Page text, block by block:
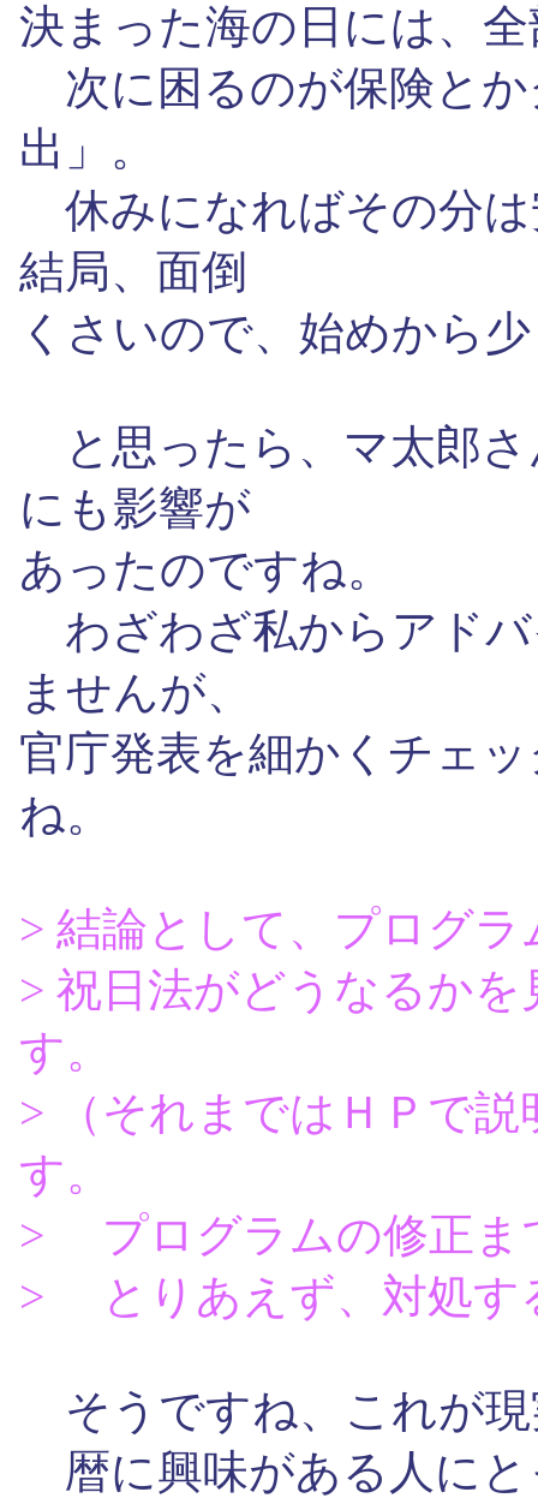
決まった海の日には、
次に困るのが保険とか
出」。
休みになればその分
結局、面倒
くさいので、始めから
と思ったら、マ太郎
にも影響が
あったのですね。
わざわざ私からアド
ませんが、
官庁発表を細かくチェ
ね。
> 結論として、プログラ
> 祝日法がどうなるか
す。
> （それまではＨＰで
す。
> プログラムの修正ま
> とりあえず、対処す
そうですね、これが
暦に興味がある人に